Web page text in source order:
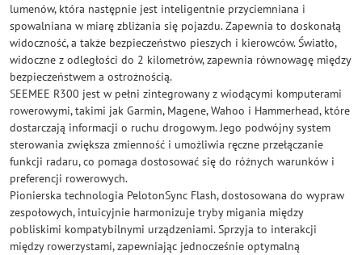
lumenów, która następnie jest inteligentnie przyciemniana i
spowalniana w miarę zbliżania się pojazdu. Zapewnia to doskonałą
widoczność, a także bezpieczeństwo pieszych i kierowców. Światło,
widoczne z odległości do 2 kilometrów, zapewnia równowagę między
bezpieczeństwem a ostrożnością.
SEEMEE R300 jest w pełni zintegrowany z wiodącymi komputerami
rowerowymi, takimi jak Garmin, Magene, Wahoo i Hammerhead, które
dostarczają informacji o ruchu drogowym. Jego podwójny system
sterowania zwiększa zmienność i umożliwia ręczne przełączanie
funkcji radaru, co pomaga dostosować się do różnych warunków i
preferencji rowerowych.
Pionierska technologia PelotonSync Flash, dostosowana do wypraw
zespołowych, intuicyjnie harmonizuje tryby migania między
pobliskimi kompatybilnymi urządzeniami. Sprzyja to interakcji
między rowerzystami, zapewniając jednocześnie optymalną